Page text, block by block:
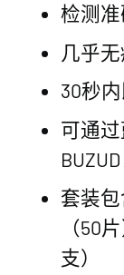
检测
几乎
30秒
可通
套装
（50
支）